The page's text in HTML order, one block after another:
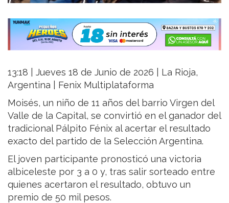
13:18 | Jueves 18 de Junio de 2026 | La Rioja,
Argentina | Fenix Multiplataforma
Moisés, un niño de 11 años del barrio Virgen del
Valle de la Capital, se convirtió en el ganador del
tradicional Pálpito Fénix al acertar el resultado
exacto del partido de la Selección Argentina.
El joven participante pronosticó una victoria
albiceleste por 3 a 0 y, tras salir sorteado entre
quienes acertaron el resultado, obtuvo un
premio de 50 mil pesos.